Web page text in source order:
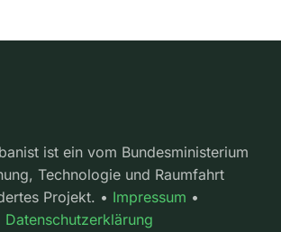
ist ein vom Bundesministerium
Technologie und Raumfahrt
Projekt. • Impressum •
Datenschutzerklärung